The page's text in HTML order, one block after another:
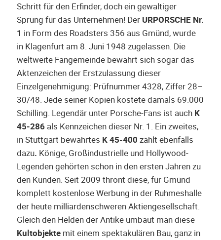
Schritt für den Erfinder, doch ein gewaltiger
Sprung für das Unternehmen! Der URPORSCHE Nr.
1 in Form des Roadsters 356 aus Gmünd, wurde
in Klagenfurt am 8. Juni 1948 zugelassen. Die
weltweite Fangemeinde bewahrt sich sogar das
Aktenzeichen der Erstzulassung dieser
Einzelgenehmigung: Prüfnummer 4328, Ziffer 28–
30/48. Jede seiner Kopien kostete damals 69.000
Schilling. Legendär unter Porsche-Fans ist auch K
45-286 als Kennzeichen dieser Nr. 1. Ein zweites,
in Stuttgart bewahrtes K 45-400zählt ebenfalls
dazu. Könige, Großindustrielle und Hollywood-
Legenden gehörten schon in den ersten Jahren zu
den Kunden. Seit 2009 thront diese, für Gmünd
komplett kostenlose Werbung in der Ruhmeshalle
der heute milliardenschweren Aktiengesellschaft.
Gleich den Helden der Antike umbaut man diese
Kultobjekte mit einem spektakulären Bau, ganz in